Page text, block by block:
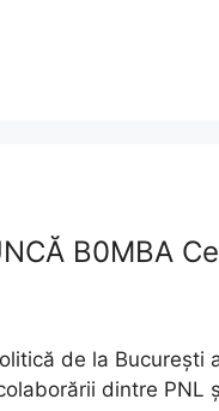
B0MBA
de la București
dintre PNL